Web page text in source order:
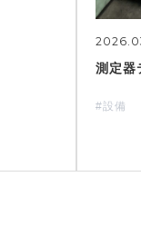
測定器
#設備